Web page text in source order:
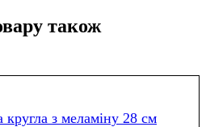
також
кругла з меламіну 28 см